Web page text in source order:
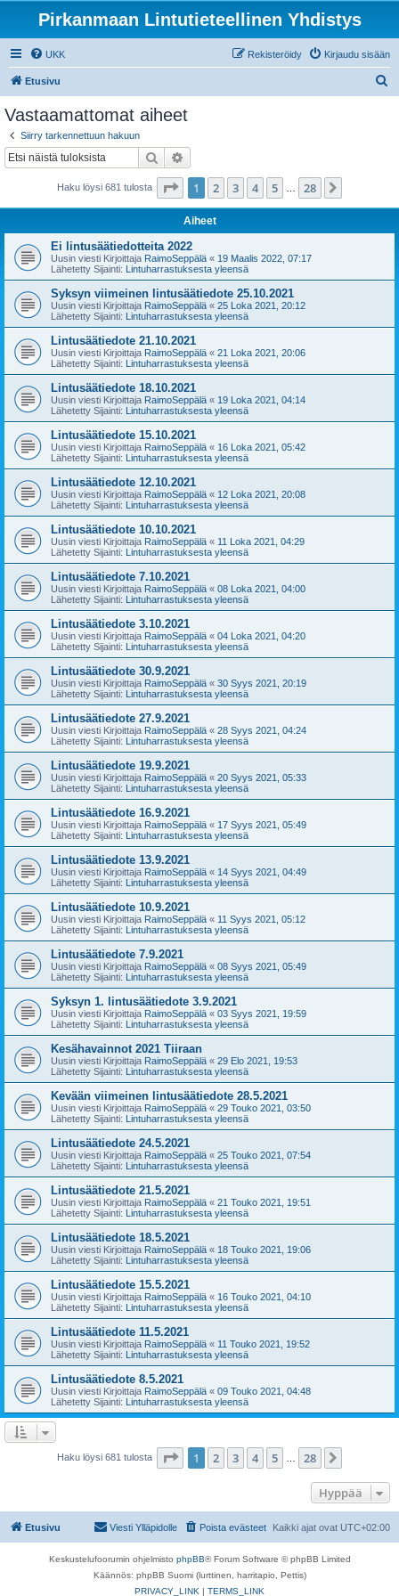
Pirkanmaan Lintutieteellinen Yhdistys
UKK Kirjaudu sisään
Rekisteröidy
Etusivu
Vastaamattomat aiheet
Siirry tarkennettuun hakuun
Etsi
Haku löysi 681 tulosta Sivu /28
1 2 3 4 5 28
Aiheet
Ei lintusäätiedotteita 2022
Uusin viesti Kirjoittaja RaimoSeppälä « 19 Maalis 2022, 07:17
Lähetetty Sijainti: Lintuharrastuksesta yleensä
Syksyn viimeinen lintusäätiedote 25.10.2021
Uusin viesti Kirjoittaja RaimoSeppälä « 25 Loka 2021, 20:12
Lähetetty Sijainti: Lintuharrastuksesta yleensä
Lintusäätiedote 21.10.2021
Uusin viesti Kirjoittaja RaimoSeppälä « 21 Loka 2021, 20:06
Lähetetty Sijainti: Lintuharrastuksesta yleensä
Lintusäätiedote 18.10.2021
Uusin viesti Kirjoittaja RaimoSeppälä « 19 Loka 2021, 04:14
Lähetetty Sijainti: Lintuharrastuksesta yleensä
Lintusäätiedote 15.10.2021
Uusin viesti Kirjoittaja RaimoSeppälä « 16 Loka 2021, 05:42
Lähetetty Sijainti: Lintuharrastuksesta yleensä
Lintusäätiedote 12.10.2021
Uusin viesti Kirjoittaja RaimoSeppälä « 12 Loka 2021, 20:08
Lähetetty Sijainti: Lintuharrastuksesta yleensä
Lintusäätiedote 10.10.2021
Uusin viesti Kirjoittaja RaimoSeppälä « 11 Loka 2021, 04:29
Lähetetty Sijainti: Lintuharrastuksesta yleensä
Lintusäätiedote 7.10.2021
Uusin viesti Kirjoittaja RaimoSeppälä « 08 Loka 2021, 04:00
Lähetetty Sijainti: Lintuharrastuksesta yleensä
Lintusäätiedote 3.10.2021
Uusin viesti Kirjoittaja RaimoSeppälä « 04 Loka 2021, 04:20
Lähetetty Sijainti: Lintuharrastuksesta yleensä
Lintusäätiedote 30.9.2021
Uusin viesti Kirjoittaja RaimoSeppälä « 30 Syys 2021, 20:19
Lähetetty Sijainti: Lintuharrastuksesta yleensä
Lintusäätiedote 27.9.2021
Uusin viesti Kirjoittaja RaimoSeppälä « 28 Syys 2021, 04:24
Lähetetty Sijainti: Lintuharrastuksesta yleensä
Lintusäätiedote 19.9.2021
Uusin viesti Kirjoittaja RaimoSeppälä « 20 Syys 2021, 05:33
Lähetetty Sijainti: Lintuharrastuksesta yleensä
Lintusäätiedote 16.9.2021
Uusin viesti Kirjoittaja RaimoSeppälä « 17 Syys 2021, 05:49
Lähetetty Sijainti: Lintuharrastuksesta yleensä
Lintusäätiedote 13.9.2021
Uusin viesti Kirjoittaja RaimoSeppälä « 14 Syys 2021, 04:49
Lähetetty Sijainti: Lintuharrastuksesta yleensä
Lintusäätiedote 10.9.2021
Uusin viesti Kirjoittaja RaimoSeppälä « 11 Syys 2021, 05:12
Lähetetty Sijainti: Lintuharrastuksesta yleensä
Lintusäätiedote 7.9.2021
Uusin viesti Kirjoittaja RaimoSeppälä « 08 Syys 2021, 05:49
Lähetetty Sijainti: Lintuharrastuksesta yleensä
Syksyn 1. lintusäätiedote 3.9.2021
Uusin viesti Kirjoittaja RaimoSeppälä « 03 Syys 2021, 19:59
Lähetetty Sijainti: Lintuharrastuksesta yleensä
Kesähavainnot 2021 Tiiraan
Uusin viesti Kirjoittaja RaimoSeppälä « 29 Elo 2021, 19:53
Lähetetty Sijainti: Lintuharrastuksesta yleensä
Kevään viimeinen lintusäätiedote 28.5.2021
Uusin viesti Kirjoittaja RaimoSeppälä « 29 Touko 2021, 03:50
Lähetetty Sijainti: Lintuharrastuksesta yleensä
Lintusäätiedote 24.5.2021
Uusin viesti Kirjoittaja RaimoSeppälä « 25 Touko 2021, 07:54
Lähetetty Sijainti: Lintuharrastuksesta yleensä
Lintusäätiedote 21.5.2021
Uusin viesti Kirjoittaja RaimoSeppälä « 21 Touko 2021, 19:51
Lähetetty Sijainti: Lintuharrastuksesta yleensä
Lintusäätiedote 18.5.2021
Uusin viesti Kirjoittaja RaimoSeppälä « 18 Touko 2021, 19:06
Lähetetty Sijainti: Lintuharrastuksesta yleensä
Lintusäätiedote 15.5.2021
Uusin viesti Kirjoittaja RaimoSeppälä « 16 Touko 2021, 04:10
Lähetetty Sijainti: Lintuharrastuksesta yleensä
Lintusäätiedote 11.5.2021
Uusin viesti Kirjoittaja RaimoSeppälä « 11 Touko 2021, 19:52
Lähetetty Sijainti: Lintuharrastuksesta yleensä
Lintusäätiedote 8.5.2021
Uusin viesti Kirjoittaja RaimoSeppälä « 09 Touko 2021, 04:48
Lähetetty Sijainti: Lintuharrastuksesta yleensä
Haku löysi 681 tulosta Sivu /28
1 2 3 4 5 28
Hyppää
Etusivu Kaikki ajat ovat UTC+02:00
Poista evästeet
Viesti Ylläpidolle
Keskustelufoorumin ohjelmisto phpBB® Forum Software © phpBB Limited
Käännös: phpBB Suomi (lurttinen, harritapio, Pettis)
PRIVACY_LINK | TERMS_LINK